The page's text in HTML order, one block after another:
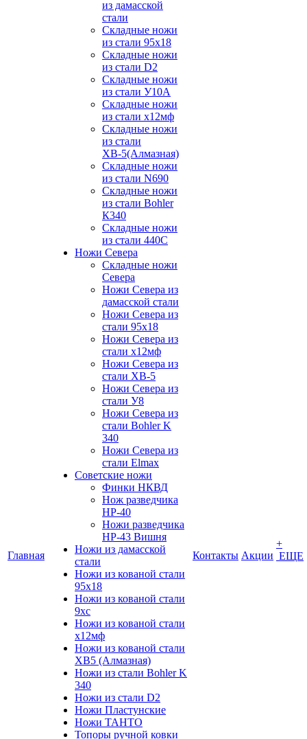
Главная
из дамасской
стали
Складные ножи
из стали 95х18
Складные ножи
из стали D2
Складные ножи
из стали У10А
Складные ножи
из стали х12мф
Складные ножи
из стали
ХВ-5(Алмазная)
Складные ножи
из стали N690
Складные ножи
из стали Bohler
К340
Складные ножи
из стали 440С
Ножи Севера
Складные ножи
Севера
Ножи Севера из
дамасской стали
Ножи Севера из
стали 95х18
Ножи Севера из
стали х12мф
Ножи Севера из
стали ХВ-5
Ножи Севера из
стали У8
Ножи Севера из
стали Bohler K
340
Ножи Севера из
стали Elmax
Советские ножи
Финки НКВД
Нож разведчика
НР-40
Ножи разведчика
НР-43 Вишня
Ножи из дамасской
стали
Ножи из кованой стали
95х18
Ножи из кованой стали
9хс
Ножи из кованой стали
х12мф
Ножи из кованой стали
ХВ5 (Алмазная)
Ножи из стали Bohler K
340
Ножи из стали D2
Ножи Пластунские
Ножи ТАНТО
Топоры ручной ковки
Контакты Акции
+
ЕЩЕ